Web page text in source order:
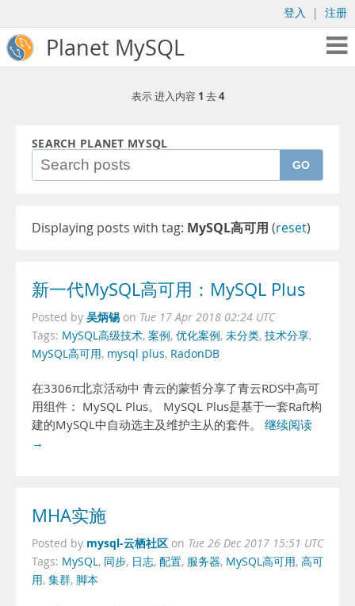
登入 | 注册
Planet MySQL
表示 进入内容 1 去4
SEARCH PLANET MYSQL
GO
Displaying posts with tag: MySQL高可用 (reset)
新一代MySQL高可用：MySQL Plus
Posted by 吴炳锡 on Tue 17 Apr 2018 02:24 UTC
Tags: MySQL高级技术, 案例, 优化案例, 未分类, 技术分享,
MySQL高可用, mysql plus, RadonDB
在3306π北京活动中 青云的蒙哲分享了青云RDS中高可
用组件： MySQL Plus。 MySQL Plus是基于一套Raft构
建的MySQL中自动选主及维护主从的套件。 继续阅读
→
MHA实施
Posted by mysql-云栖社区 on Tue 26 Dec 2017 15:51 UTC
Tags: MySQL, 同步, 日志, 配置, 服务器, MySQL高可用, 高可
用, 集群, 脚本